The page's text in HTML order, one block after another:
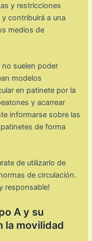
y restricciones
contribuirá a una
medios de
suelen poder
modelos
en patinete por la
y acarrear
informarse sobre las
de forma
de utilizarlo de
de circulación.
responsable!
A y su
la movilidad